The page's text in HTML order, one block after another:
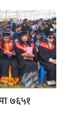
७६५१